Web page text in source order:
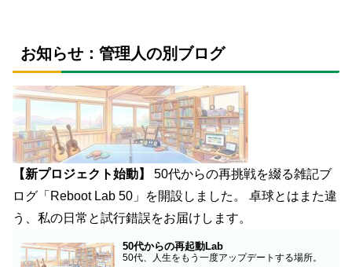
お知らせ：管理人の別ブログ
【新プロジェクト始動】
50代からの再挑戦を綴る雑記ブ
ログ「Reboot Lab 50」を開設しました。 卓球とはまた違
う、私の日常と試行錯誤をお届けします。
50代からの再起動Lab
50代、人生をもう一度アップデートする場所。